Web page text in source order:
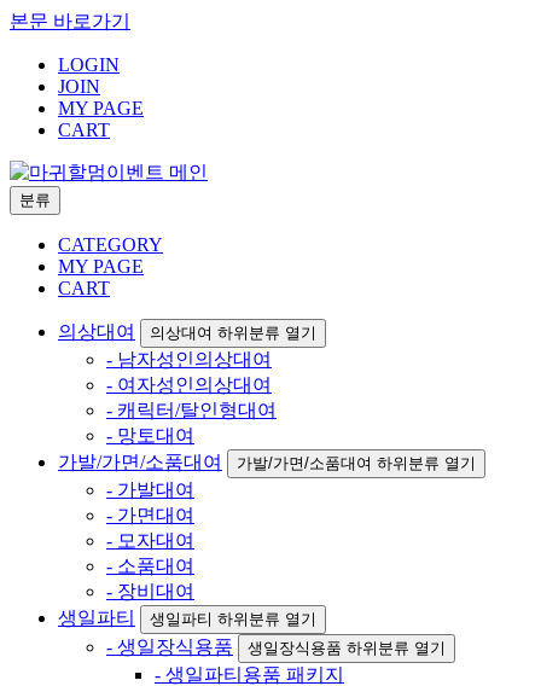
본문 바로가기
LOGIN
JOIN
MY PAGE
CART
분류
CATEGORY
MY PAGE
CART
의상대여 의상대여 하위분류 열기
- 남자성인의상대여
- 여자성인의상대여
- 캐릭터/탈인형대여
- 망토대여
가발/가면/소품대여
가발/가면/소품대여 하위분류 열기
- 가발대여
- 가면대여
- 모자대여
- 소품대여
- 장비대여
생일파티
생일파티 하위분류 열기
- 생일장식용품 생일장식용품 하위분류 열기
- 생일파티용품 패키지